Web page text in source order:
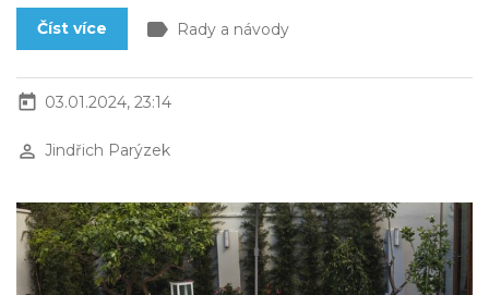
Číst více label Rady a návody
today 03.01.2024, 23:14
perm_identity Jindřich Parýzek